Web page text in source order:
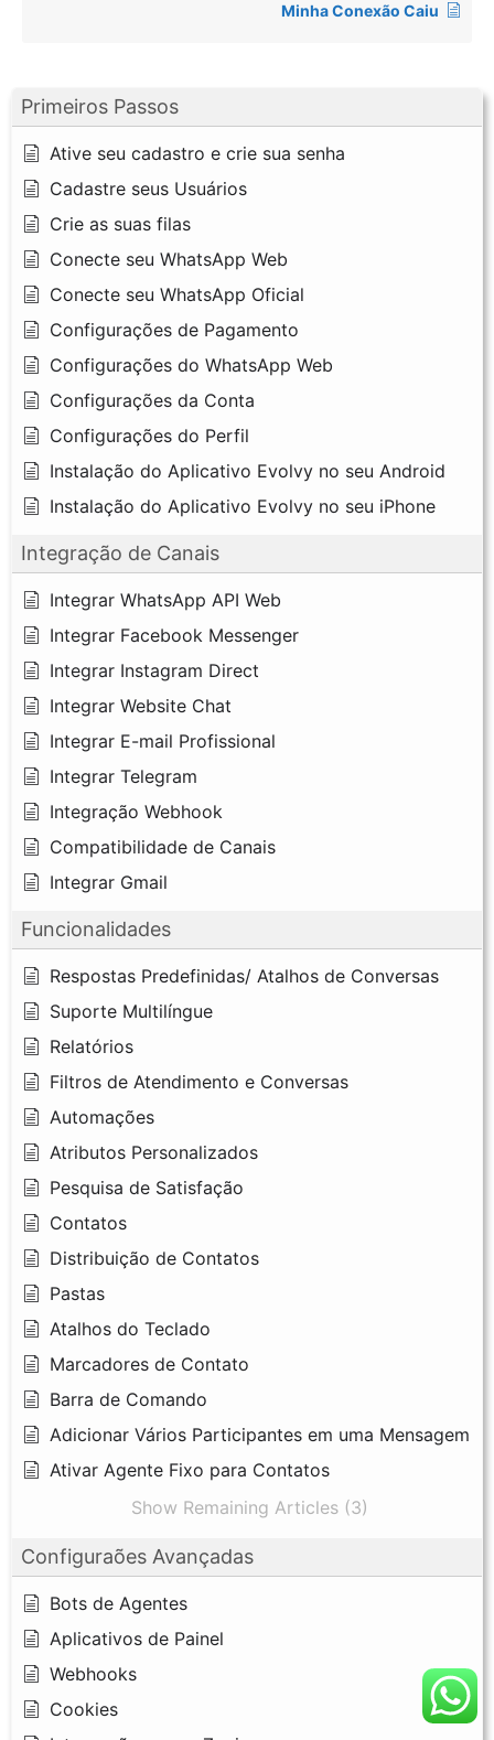
Primeiros Passos
Ative seu cadastro e crie sua senha
Cadastre seus Usuários
Crie as suas filas
Conecte seu WhatsApp Web
Conecte seu WhatsApp Oficial
Configurações de Pagamento
Configurações do WhatsApp Web
Configurações da Conta
Configurações do Perfil
Instalação do Aplicativo Evolvy no seu Android
Instalação do Aplicativo Evolvy no seu iPhone
Integração de Canais
Integrar WhatsApp API Web
Integrar Facebook Messenger
Integrar Instagram Direct
Integrar Website Chat
Integrar E-mail Profissional
Integrar Telegram
Integração Webhook
Compatibilidade de Canais
Integrar Gmail
Funcionalidades
Respostas Predefinidas/ Atalhos de Conversas
Suporte Multilíngue
Relatórios
Filtros de Atendimento e Conversas
Automações
Atributos Personalizados
Pesquisa de Satisfação
Contatos
Distribuição de Contatos
Pastas
Atalhos do Teclado
Marcadores de Contato
Barra de Comando
Adicionar Vários Participantes em uma Mensagem
Ativar Agente Fixo para Contatos
Show Remaining Articles (3)
Configuraões Avançadas
Bots de Agentes
Aplicativos de Painel
Webhooks
Cookies
Minha Conexão Caiu